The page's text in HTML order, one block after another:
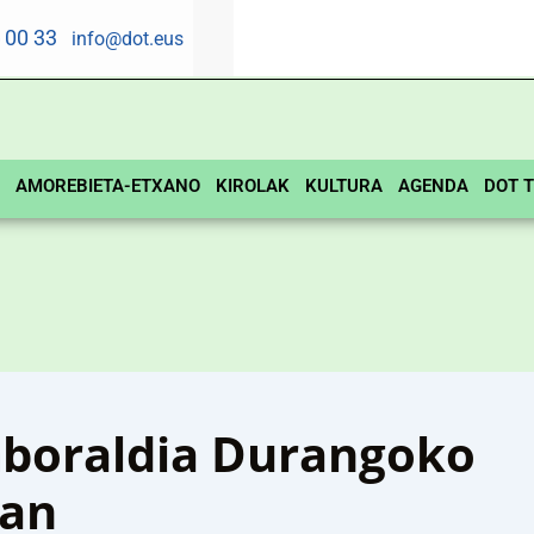
00 33 info@dot.eus
AMOREBIETA-ETXANO KIROLAK KULTURA AGENDA DOT
Durangoko